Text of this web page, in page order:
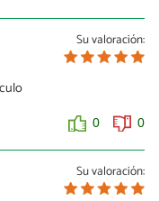
y como aparecen.
Su valoración:
0 0
Su valoración: